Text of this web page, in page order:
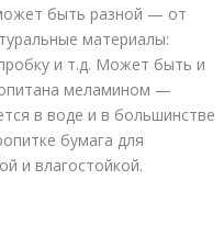
быть разной — от
материалы:
и т.д. Может быть и
меламином —
в воде и в большинстве
бумага для
и влагостойкой.